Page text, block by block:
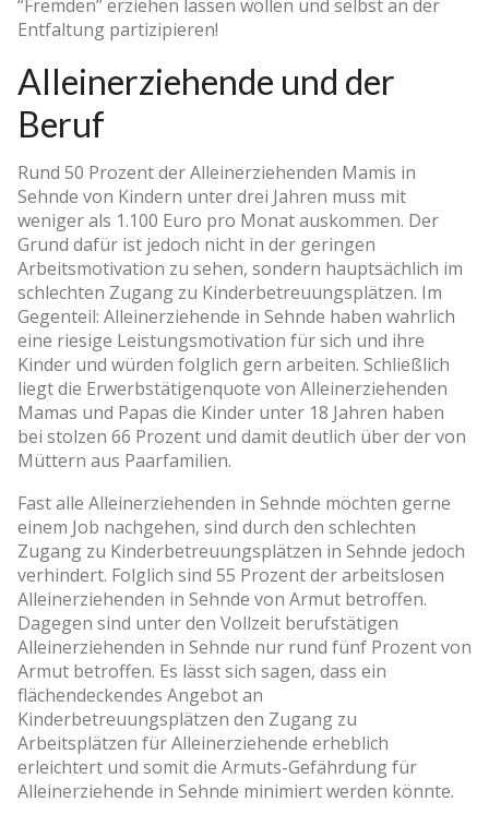
“Fremden” erziehen lassen wollen und selbst an der
Entfaltung partizipieren!
Alleinerziehende und der
Beruf
Rund 50 Prozent der Alleinerziehenden Mamis in
Sehnde von Kindern unter drei Jahren muss mit
weniger als 1.100 Euro pro Monat auskommen. Der
Grund dafür ist jedoch nicht in der geringen
Arbeitsmotivation zu sehen, sondern hauptsächlich im
schlechten Zugang zu Kinderbetreuungsplätzen. Im
Gegenteil: Alleinerziehende in Sehnde haben wahrlich
eine riesige Leistungsmotivation für sich und ihre
Kinder und würden folglich gern arbeiten. Schließlich
liegt die Erwerbstätigenquote von Alleinerziehenden
Mamas und Papas die Kinder unter 18 Jahren haben
bei stolzen 66 Prozent und damit deutlich über der von
Müttern aus Paarfamilien.
Fast alle Alleinerziehenden in Sehnde möchten gerne
einem Job nachgehen, sind durch den schlechten
Zugang zu Kinderbetreuungsplätzen in Sehnde jedoch
verhindert. Folglich sind 55 Prozent der arbeitslosen
Alleinerziehenden in Sehnde von Armut betroffen.
Dagegen sind unter den Vollzeit berufstätigen
Alleinerziehenden in Sehnde nur rund fünf Prozent von
Armut betroffen. Es lässt sich sagen, dass ein
flächendeckendes Angebot an
Kinderbetreuungsplätzen den Zugang zu
Arbeitsplätzen für Alleinerziehende erheblich
erleichtert und somit die Armuts-Gefährdung für
Alleinerziehende in Sehnde minimiert werden könnte.